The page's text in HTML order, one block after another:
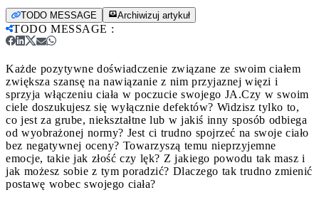
TODO MESSAGE Archiwizuj artykuł
TODO MESSAGE :
Każde pozytywne doświadczenie związane ze swoim ciałem
zwiększa szansę na nawiązanie z nim przyjaznej więzi i
sprzyja włączeniu ciała w poczucie swojego JA.Czy w swoim
ciele doszukujesz się wyłącznie defektów? Widzisz tylko to,
co jest za grube, niekształtne lub w jakiś inny sposób odbiega
od wyobrażonej normy? Jest ci trudno spojrzeć na swoje ciało
bez negatywnej oceny? Towarzyszą temu nieprzyjemne
emocje, takie jak złość czy lęk? Z jakiego powodu tak masz i
jak możesz sobie z tym poradzić? Dlaczego tak trudno zmienić
postawę wobec swojego ciała?